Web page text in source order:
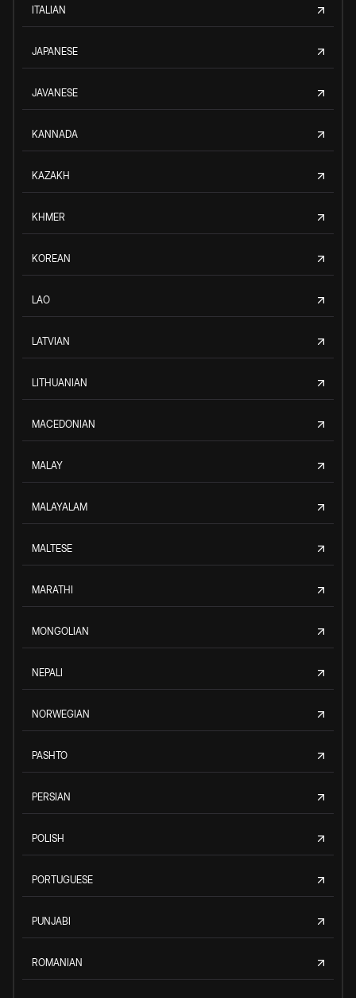
ITALIAN
JAPANESE
JAVANESE
KANNADA
KAZAKH
KHMER
KOREAN
LAO
LATVIAN
LITHUANIAN
MACEDONIAN
MALAY
MALAYALAM
MALTESE
MARATHI
MONGOLIAN
NEPALI
NORWEGIAN
PASHTO
PERSIAN
POLISH
PORTUGUESE
PUNJABI
ROMANIAN